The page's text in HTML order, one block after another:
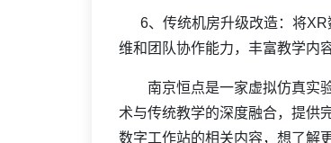
6、传统机房升级改造：将XR
维和团队协作能力，丰富教学内
南京恒点是一家虚拟仿真实验
术与传统教学的深度融合，提供
数字工作站的相关内容，想了解